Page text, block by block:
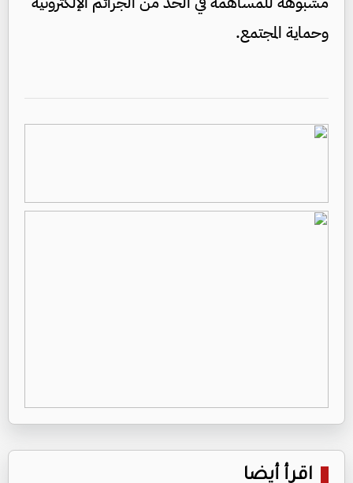
وحماية المجتمع.
اقرأ أيضا